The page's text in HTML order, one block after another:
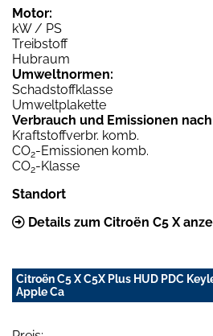
Motor:
kW / PS
Treibstoff
Hubraum
Umweltnormen:
Schadstoffklasse
Umweltplakette
Verbrauch und Emissionen nach
Kraftstoffverbr. komb.
CO2-Emissionen komb.
CO2-Klasse
Standort
Details zum Citroën C5 X
Citroën C5 X C5X Plus HUD PDC
Apple Ca